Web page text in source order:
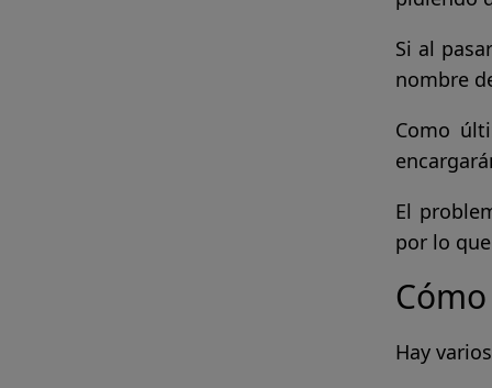
Si al
nombre
Como
El
por lo
Hay